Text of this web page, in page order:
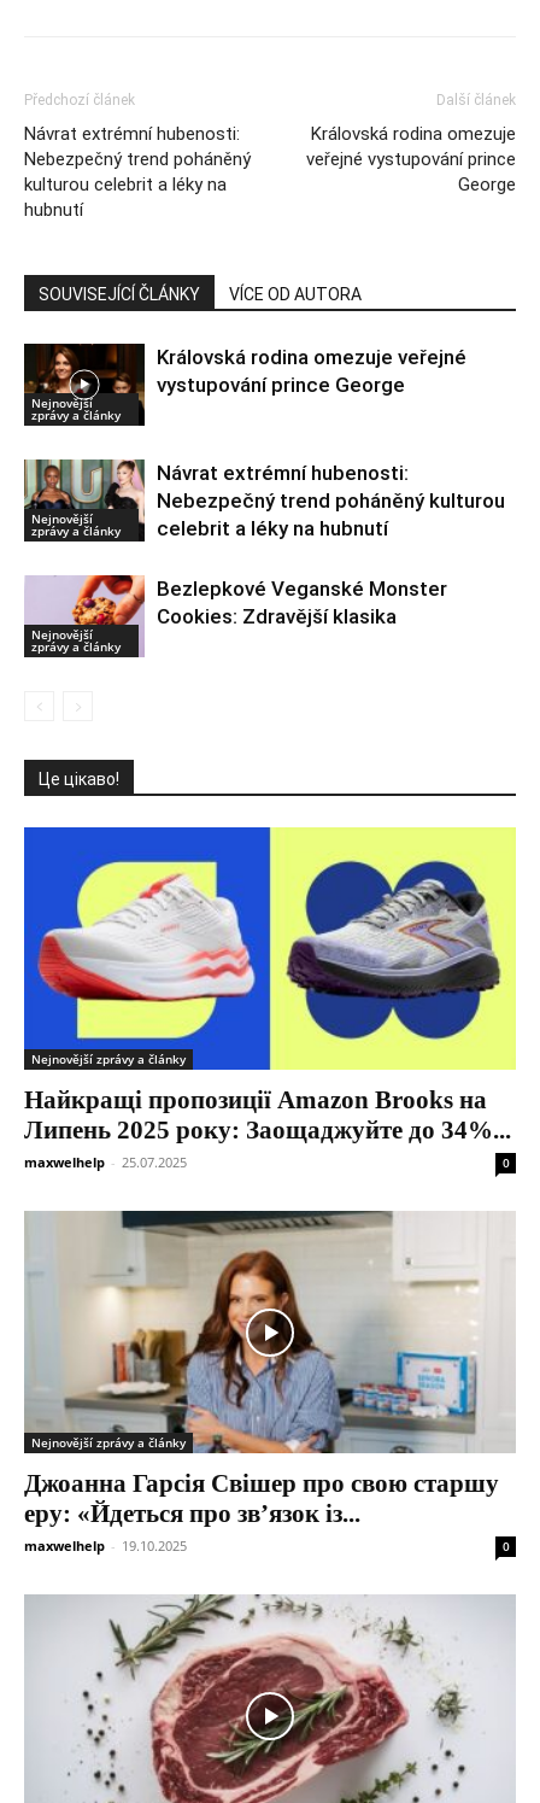
Předchozí článek
Návrat extrémní hubenosti:
Nebezpečný trend poháněný
kulturou celebrit a léky na
hubnutí
Další článek
Královská rodina omezuje
veřejné vystupování prince
George
SOUVISEJÍCÍ ČLÁNKY VÍCE OD AUTORA
Nejnovější
zprávy a články
Královská rodina omezuje veřejné
vystupování prince George
Nejnovější
zprávy a články
Návrat extrémní hubenosti:
Nebezpečný trend poháněný kulturou
celebrit a léky na hubnutí
Nejnovější
zprávy a články
Bezlepkové Veganské Monster
Cookies: Zdravější klasika
Це цікаво!
Nejnovější zprávy a články
Найкращі пропозиції Amazon Brooks на
Липень 2025 року: Заощаджуйте до 34%...
maxwelhelp - 25.07.2025 0
Nejnovější zprávy a články
Джоанна Гарсія Свішер про свою старшу
еру: «Йдеться про зв’язок із...
maxwelhelp - 19.10.2025 0